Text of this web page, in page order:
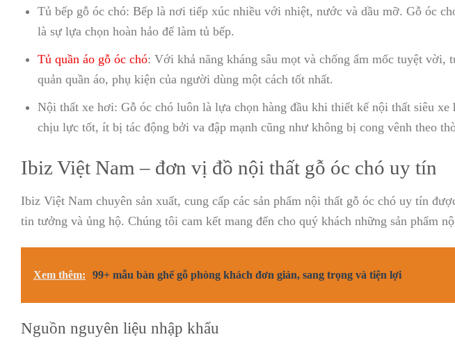
Tủ bếp gỗ óc chó: Bếp là nơi tiếp xúc nhiều với nhiệt, nước và dầu mỡ. Gỗ óc
là sự lựa chọn hoàn hảo để làm tủ bếp.
Tủ quần áo gỗ óc chó: Với khả năng kháng sâu mọt và chống ẩm mốc tuyệt vời,
quản quần áo, phụ kiện của người dùng một cách tốt nhất.
Nội thất xe hơi: Gỗ óc chó luôn là lựa chọn hàng đầu khi thiết kế nội thất siêu xe
chịu lực tốt, ít bị tác động bởi va đập mạnh cũng như không bị cong vênh theo
Ibiz Việt Nam – đơn vị đồ nội thất gỗ óc chó uy tín
Ibiz Việt Nam chuyên sản xuất, cung cấp các sản phẩm nội thất gỗ óc chó uy tín
tin tưởng và ủng hộ. Chúng tôi cam kết mang đến cho quý khách những sản phẩm
Xem thêm: 99+ mẫu bàn ghế gỗ phòng khách đơn giản, sang trọng và tiện lợi
Nguồn nguyên liệu nhập khẩu